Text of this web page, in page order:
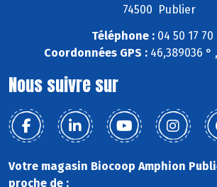
74500 Publier
Téléphone :04 50 17 70
Coordonnées GPS : 46,389036 °
Nous suivre sur
Votre magasin Biocoop Amphion
proche de :